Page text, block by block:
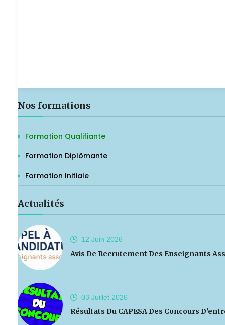
Nos formations
Formation Qualifiante
Formation Diplômante
Formation Initiale
Actualités
12 Juin 2026
Avis De Recrutement Des Enseignants
03 Juillet 2026
Résultats Du CAPESA Des Concours